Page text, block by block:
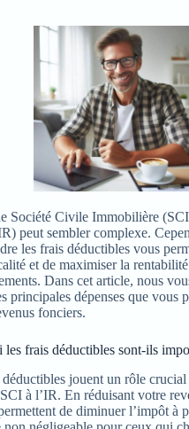
Société Civile Immobilière
peut sembler complexe.
les frais déductibles vous
et de maximiser la
Dans cet article, nous
principales dépenses que vous
fonciers.
les frais déductibles sont-ils
jouent un rôle crucial
à l’IR. En réduisant votre
de diminuer l’impôt à